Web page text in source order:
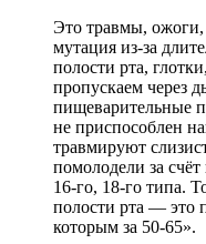
Это травмы, ожоги,
мутация из-за
полости рта,
пропускаем через
пищеварительные
не приспособлен
травмируют
помолодели за
16-го, 18-го типа.
полости рта — это
которым за 50-65».